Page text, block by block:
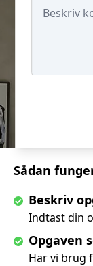
Sådan
Beskriv
Indtast din
Opgaven
Har vi brug